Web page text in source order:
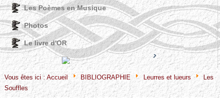
Les Poèmes en Musique
Photos
Le livre d'OR
© FreeJoomla! 3 Modules - by VinaGecko.com
Vous êtes ici :Accueil BIBLIOGRAPHIE Leurres et lueurs
Les
Souffles